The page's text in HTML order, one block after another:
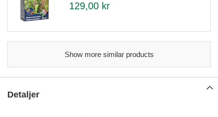
129,00 kr
Show more similar products
Detaljer